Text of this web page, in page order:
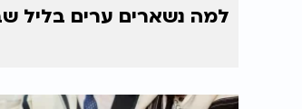
למה נשארים ערים בליל